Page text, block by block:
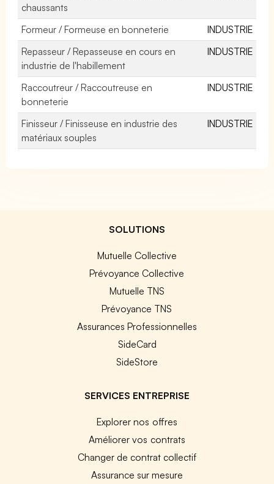
chaussants
Formeur / Formeuse en bonneterie
INDUSTRIE
Repasseur / Repasseuse en cours en
industrie de l'habillement
INDUSTRIE
Raccoutreur / Raccoutreuse en
bonneterie
INDUSTRIE
Finisseur / Finisseuse en industrie des
matériaux souples
INDUSTRIE
SOLUTIONS
Mutuelle Collective
Prévoyance Collective
Mutuelle TNS
Prévoyance TNS
Assurances Professionnelles
SideCard
SideStore
SERVICES ENTREPRISE
Explorer nos offres
Améliorer vos contrats
Changer de contrat collectif
Assurance sur mesure